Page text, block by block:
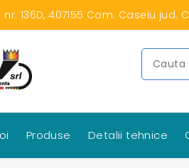
nr. 136D, 407155 Com. Caseiu jud.
Produse Detalii tehnice